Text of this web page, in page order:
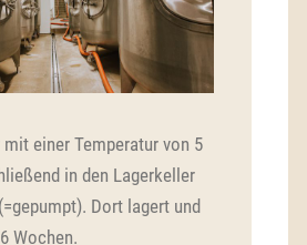
mit einer Temperatur von 5
in den Lagerkeller
Dort lagert und
Wochen.